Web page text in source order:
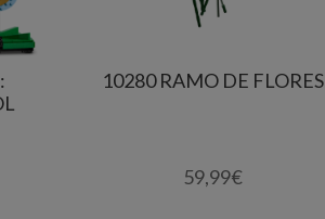
10280 RAMO DE FLORES
59,99€